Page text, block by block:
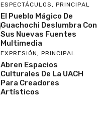
ESPECTÁCULOS, PRINCIPAL
El Pueblo Mágico De
Guachochi Deslumbra Con
Sus Nuevas Fuentes
Multimedia
EXPRESIÓN, PRINCIPAL
Abren Espacios
Culturales De La UACH
Para Creadores
Artísticos